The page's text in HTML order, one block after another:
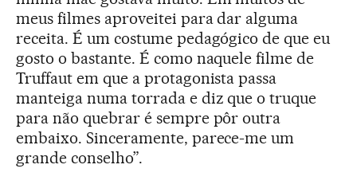
meus filmes aproveitei para dar alguma
receita. É um costume pedagógico de que eu
gosto o bastante. É como naquele filme de
Truffaut em que a protagonista passa
manteiga numa torrada e diz que o truque
para não quebrar é sempre pôr outra
embaixo. Sinceramente, parece-me um
grande conselho”.